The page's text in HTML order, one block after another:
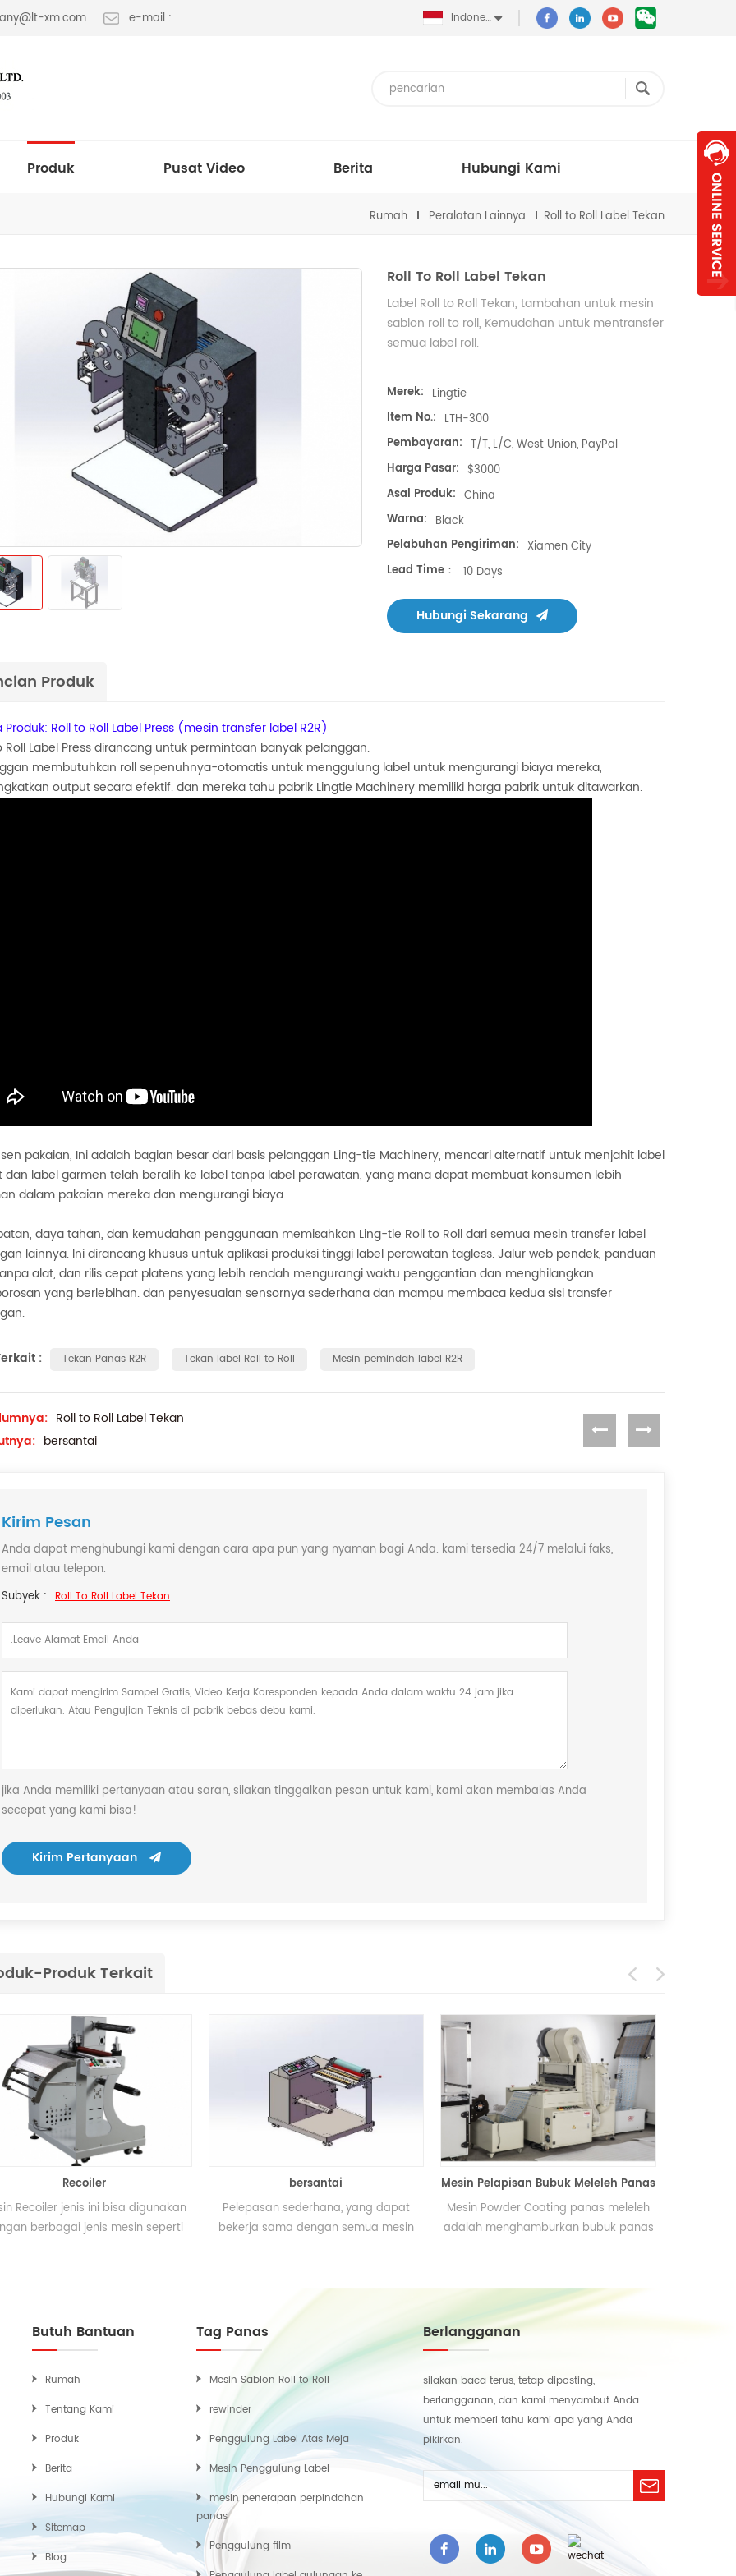
xm.com e-mail : Indonesia
Produk Pusat Video Berita Hubungi Kami
Rumah Peralatan Lainnya Roll to Roll Label Tekan
Roll To Roll Label Tekan
Label Roll to Roll Tekan, tambahan untuk mesin
sablon roll to roll, Kemudahan untuk mentransfer
semua label roll.
Merek: Lingtie
Item No.: LTH-300
Pembayaran: T/T, L/C, West Union, PayPal
Harga Pasar: $3000
Asal Produk: China
Warna: Black
Pelabuhan Pengiriman: Xiamen City
Lead Time：
10 Days
Hubungi Sekarang
Produk
Produk: Roll to Roll Label Press (mesin transfer label R2R)
Roll Label Press dirancang untuk permintaan banyak pelanggan.
membutuhkan roll sepenuhnya-otomatis untuk menggulung label untuk mengurangi biaya mereka,
output secara efektif. dan mereka tahu pabrik Lingtie Machinery memiliki harga pabrik untuk ditawarkan.
pakaian, Ini adalah bagian besar dari basis pelanggan Ling-tie Machinery, mencari alternatif untuk menjahit label
dan label garmen telah beralih ke label tanpa label perawatan, yang mana dapat membuat konsumen lebih
dalam pakaian mereka dan mengurangi biaya.
daya tahan, dan kemudahan penggunaan memisahkan Ling-tie Roll to Roll dari semua mesin transfer label
lainnya. Ini dirancang khusus untuk aplikasi produksi tinggi label perawatan tagless. Jalur web pendek, panduan
alat, dan rilis cepat platens yang lebih rendah mengurangi waktu penggantian dan menghilangkan
yang berlebihan. dan penyesuaian sensornya sederhana dan mampu membaca kedua sisi transfer
: Tekan Panas R2R Tekan label Roll to Roll Mesin pemindah label R2R
Roll to Roll Label Tekan
bersantai
Kirim Pesan
Anda dapat menghubungi kami dengan cara apa pun yang nyaman bagi Anda. kami tersedia 24/7 melalui faks,
email atau telepon.
Subyek : Roll To Roll Label Tekan
jika Anda memiliki pertanyaan atau saran, silakan tinggalkan pesan untuk kami, kami akan membalas Anda
secepat yang kami bisa!
Kirim Pertanyaan
Produk Terkait
Recoiler
Recoiler jenis ini bisa digunakan
berbagai jenis mesin seperti
bersantai
Pelepasan sederhana, yang dapat
bekerja sama dengan semua mesin
Mesin Pelapisan Bubuk Meleleh Panas
Mesin Powder Coating panas meleleh
adalah menghamburkan bubuk panas
pyrography, wallpaper, dll.
Butuh Bantuan
Rumah
Tentang Kami
Produk
Berita
Hubungi Kami
Sitemap
Blog
Tag Panas
Mesin Sablon Roll to Roll
rewinder
Penggulung Label Atas Meja
Mesin Penggulung Label
mesin penerapan perpindahan
panas
Penggulung film
Berlangganan
silakan baca terus, tetap diposting,
berlangganan, dan kami menyambut Anda
untuk memberi tahu kami apa yang Anda
pikirkan.